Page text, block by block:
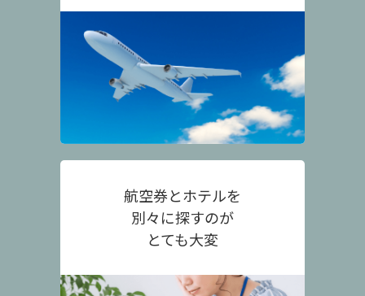
航空券とホテルを
別々に探すのが
とても大変